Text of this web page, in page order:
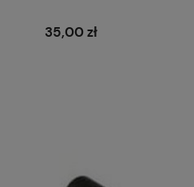
35,00 zł